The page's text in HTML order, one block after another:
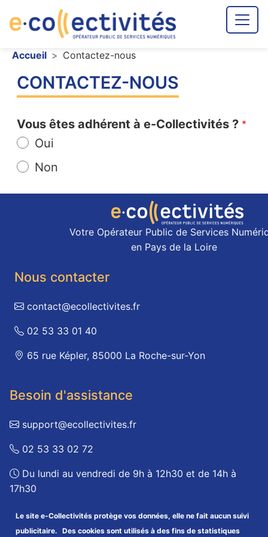
Aller au contenu principal
Fil d'Ariane
Accueil Contactez-nous
CONTACTEZ-NOUS
Vous êtes adhérent à e-Collectivités ?
Oui
Non
Votre Opérateur Public de Services
en Pays de la Loire
Nous contacter
contact@ecollectivites.fr
02 53 33 01 40
65 rue Képler, 85000 La Roche-sur-Yon
Besoin d'assistance
support@ecollectivites.fr
02 53 33 02 72
Du lundi au vendredi de 9h à 12h30 et de 14h à
17h30
© 2026 Syndicat mixte e-Collectivités 200 043 115 00019
Mentions légales Politique de confidentialité
Le site e-Collectivités protège vos données, elle ne fait aucun suivi
publicitaire.
Des cookies sont utilisés à des fins de statistiques